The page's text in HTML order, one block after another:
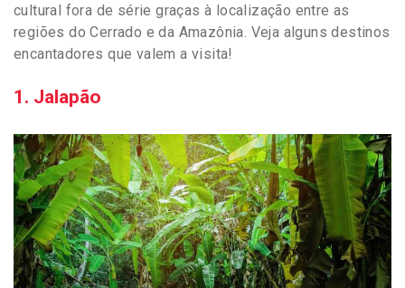
cultural fora de série graças à localização entre as
regiões do Cerrado e da Amazônia. Veja alguns destinos
encantadores que valem a visita!
1. Jalapão